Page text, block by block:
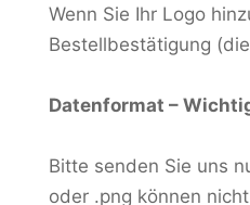
Wenn Sie Ihr Logo
Bestellbestätigung
Datenformat –
Bitte senden Sie uns
oder .png können